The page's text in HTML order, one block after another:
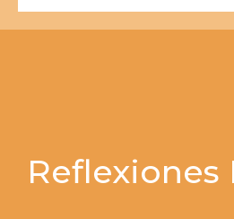
Reflexiones